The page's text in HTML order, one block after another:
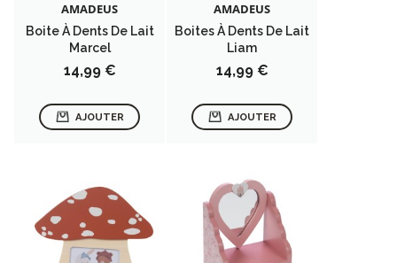
AMADEUS
Boite À Dents De Lait
Marcel
Prix
14,99 €
AJOUTER
AMADEUS
Boites À Dents De Lait
Liam
Prix
14,99 €
AJOUTER